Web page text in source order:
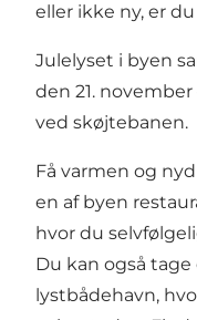
eller ikke ny, er
Julelyset i byen
den 21.
ved skøjtebanen.
Få varmen og
en af byen
hvor du
Du kan også
lystbådehavn,